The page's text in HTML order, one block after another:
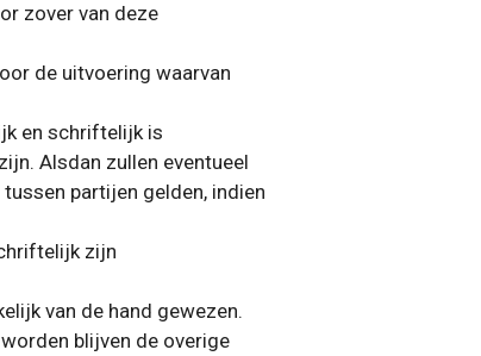
zover van deze
de uitvoering waarvan
en schriftelijk is
Alsdan zullen eventueel
partijen gelden, indien
zijn
van de hand gewezen.
blijven de overige